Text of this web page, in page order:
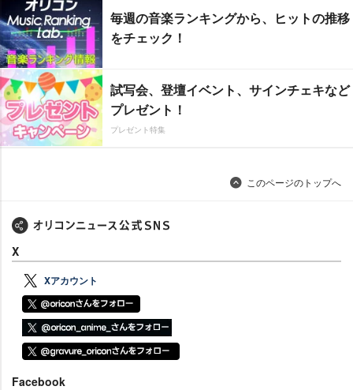
毎週の音楽ランキングから、ヒットの推移
をチェック！
試写会、登壇イベント、サインチェキなど
プレゼント！
プレゼント特集
このページのトップへ
X
Xアカウント
Facebook